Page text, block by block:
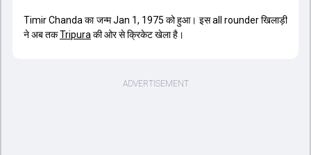
Timir Chanda का जन्म Jan 1, 1975 को हुआ। इस all rounder खिलाड़ी
ने अब तकTripura की ओर से क्रिकेट खेला है।